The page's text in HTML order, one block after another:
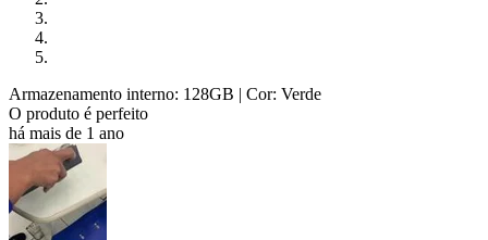
Armazenamento interno: 128GB | Cor: Verde
O produto é perfeito
há mais de 1 ano